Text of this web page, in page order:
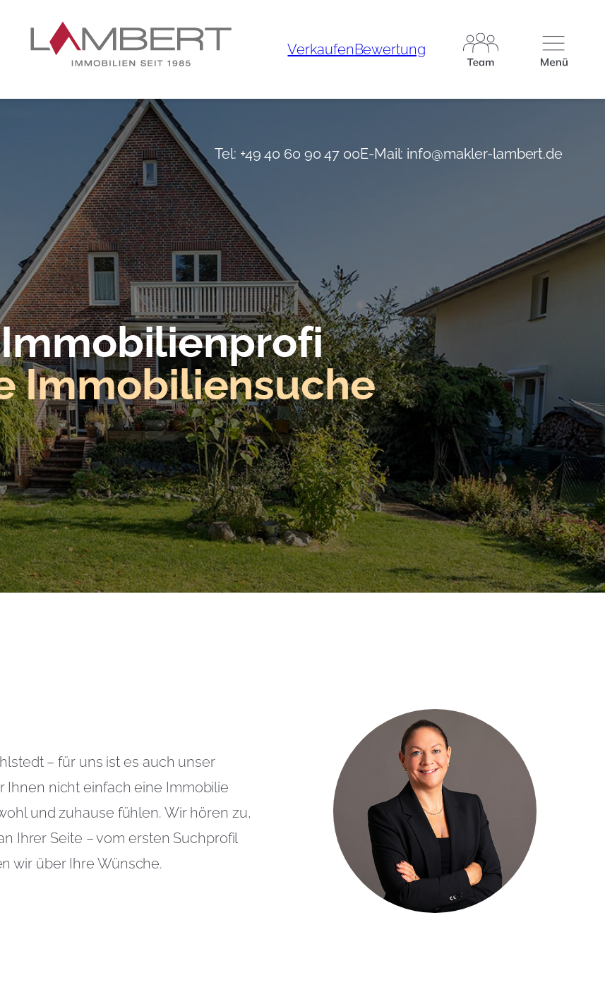
Verkau­fenBewer­tung
Immobilien­suche
Tel: +49 40 60 90 47 00E-Mail: info@makler-lambert.de
– für uns ist es auch unser
Ihnen nicht einfach eine Immobilie
und zuhause fühlen. Wir hören zu,
Ihrer Seite – vom ersten Suchprofil
wir über Ihre Wünsche.